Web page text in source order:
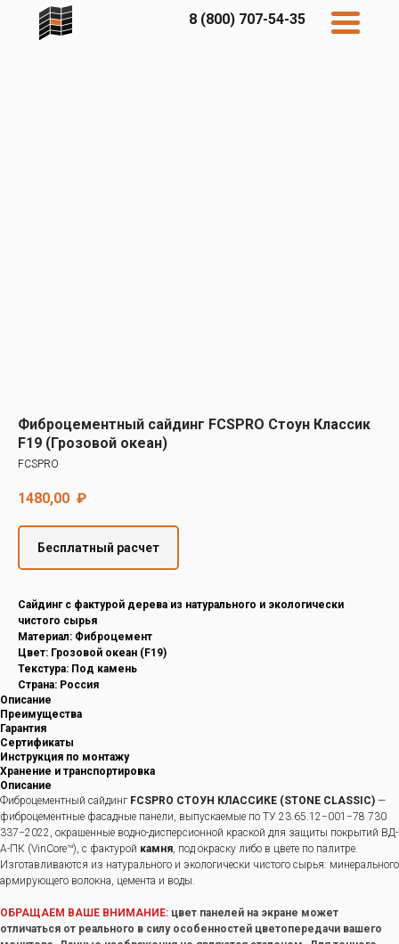
8 (800) 707-54-35
Cedral
Фиброцементный сайдинг FCSPRO Стоун Классик
F19 (Грозовой океан)
FCSPRO
1480,00 ₽
Бесплатный расчет
Cайдинг с фактурой дерева из натурального и экологически
чистого сырья
Материал: Фиброцемент
Цвет: Грозовой океан (F19)
Текстура: Под камень
Страна: Россия
Описание
Преимущества
Гарантия
Сертификаты
Инструкция по монтажу
Хранение и транспортировка
Описание
Фиброцементный сайдинг FCSPRO СТОУН КЛАССИКЕ (STONE CLASSIC) —
фиброцементные фасадные панели, выпускаемые по ТУ 23.65.12−001−78 730
337−2022, окрашенные водно-дисперсионной краской для защиты покрытий ВД-
А-ПК (VinCore™), с фактурой камня, под окраску либо в цвете по палитре.
Изготавливаются из натурального и экологически чистого сырья: минерального
армирующего волокна, цемента и воды.
ОБРАЩАЕМ ВАШЕ ВНИМАНИЕ: цвет панелей на экране может
отличаться от реального в силу особенностей цветопередачи вашего